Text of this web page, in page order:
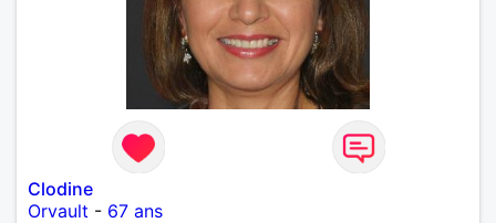
Clodine
Orvault - 67 ans